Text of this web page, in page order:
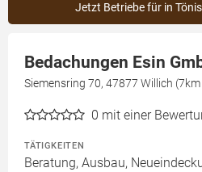
Jetzt Betriebe für in
Bedachungen Esin
Siemensring 70, 47877 Willich
0 mit einer
TÄTIGKEITEN
Beratung, Ausbau,